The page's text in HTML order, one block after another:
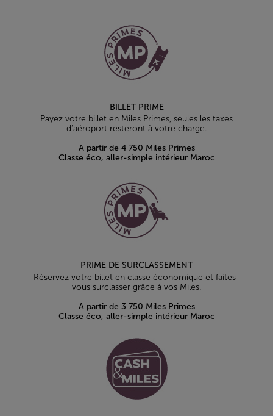
BILLET PRIME
Payez votre billet en Miles Primes, seules les taxes
d’aéroport resteront à votre charge.
A partir de 4 750 Miles Primes
Classe éco, aller-simple intérieur Maroc
PRIME DE SURCLASSEMENT
Réservez votre billet en classe économique et faites-
vous surclasser grâce à vos Miles.
A partir de 3 750 Miles Primes
Classe éco, aller-simple intérieur Maroc